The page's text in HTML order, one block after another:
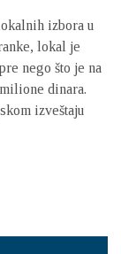
izbora u
lokal je
nego što je na
dinara.
izveštaju